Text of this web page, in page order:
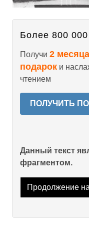
Более 800 000
Получи 2
подарок и
чтением
ПОЛУЧИТЬ
Данный текст
фрагментом.
Продолжение